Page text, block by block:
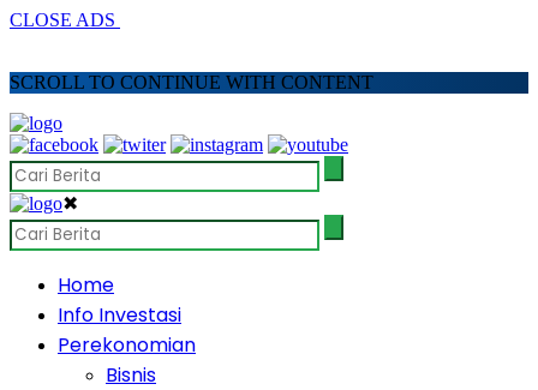
CLOSE ADS
SCROLL TO CONTINUE WITH CONTENT
✖
Home
Info Investasi
Perekonomian
Bisnis